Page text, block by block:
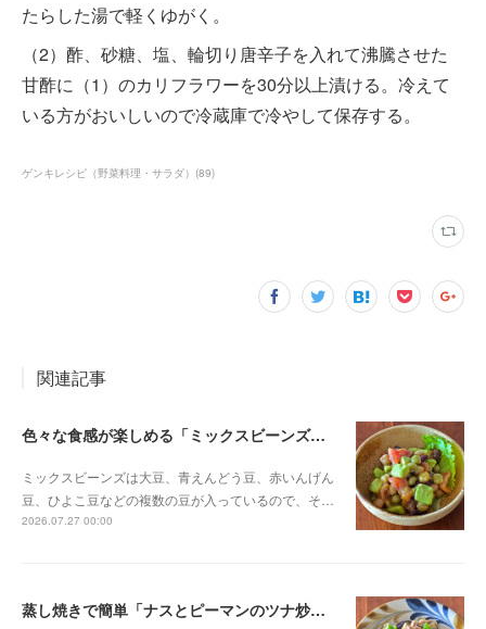
たらした湯で軽くゆがく。
（2）酢、砂糖、塩、輪切り唐辛子を入れて沸騰させた
甘酢に（1）のカリフラワーを30分以上漬ける。冷えて
いる方がおいしいので冷蔵庫で冷やして保存する。
ゲンキレシピ（野菜料理・サラダ） (89)
関連記事
色々な食感が楽しめる「ミックスビーンズとアボカドのサラダ」
ミックスビーンズは大豆、青えんどう豆、赤いんげん
豆、ひよこ豆などの複数の豆が入っているので、そ…
2026.07.27 00:00
蒸し焼きで簡単「ナスとピーマンのツナ炒め」